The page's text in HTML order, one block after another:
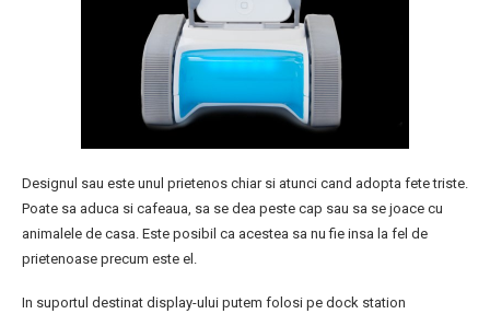
Designul sau este unul prietenos chiar si atunci cand adopta fete triste.
Poate sa aduca si cafeaua, sa se dea peste cap sau sa se joace cu
animalele de casa. Este posibil ca acestea sa nu fie insa la fel de
prietenoase precum este el.
In suportul destinat display-ului putem folosi pe dock station